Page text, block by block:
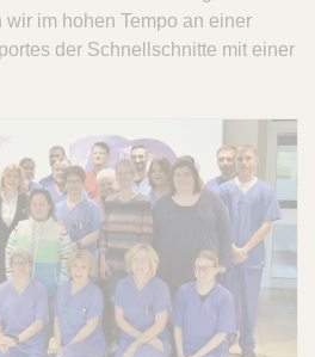
im hohen Tempo an einer
der Schnellschnitte mit einer